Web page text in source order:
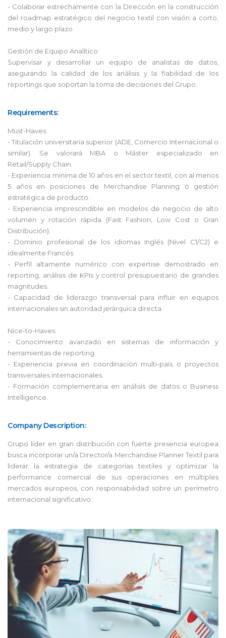
- Colaborar estrechamente con la Dirección en la construcción
del roadmap estratégico del negocio textil con visión a corto,
medio y largo plazo
Gestión de Equipo Analítico :
Supervisar y desarrollar un equipo de analistas de datos,
asegurando la calidad de los análisis y la fiabilidad de los
reportings que soportan la toma de decisiones del Grupo.
Requirements:
Must-Haves:
- Titulación universitaria superior (ADE, Comercio Internacional o
similar). Se valorará MBA o Máster especializado en
Retail/Supply Chain.
- Experiencia mínima de 10 años en el sector textil, con al menos
5 años en posiciones de Merchandise Planning o gestión
estratégica de producto.
- Experiencia imprescindible en modelos de negocio de alto
volumen y rotación rápida (Fast Fashion, Low Cost o Gran
Distribución).
- Dominio profesional de los idiomas Inglés (Nivel C1/C2) e
idealmente Francés.
- Perfil altamente numérico con expertise demostrado en
reporting, análisis de KPIs y control presupuestario de grandes
magnitudes.
- Capacidad de liderazgo transversal para influir en equipos
internacionales sin autoridad jerárquica directa.
Nice-to-Haves:
- Conocimiento avanzado en sistemas de información y
herramientas de reporting.
- Experiencia previa en coordinación multi-país o proyectos
transversales internacionales.
- Formación complementaria en análisis de datos o Business
Intelligence.
Company Description:
Grupo líder en gran distribución con fuerte presencia europea
busca incorporar un/a Director/a Merchandise Planner Textil para
liderar la estrategia de categorías textiles y optimizar la
performance comercial de sus operaciones en múltiples
mercados europeos, con responsabilidad sobre un perímetro
internacional significativo.